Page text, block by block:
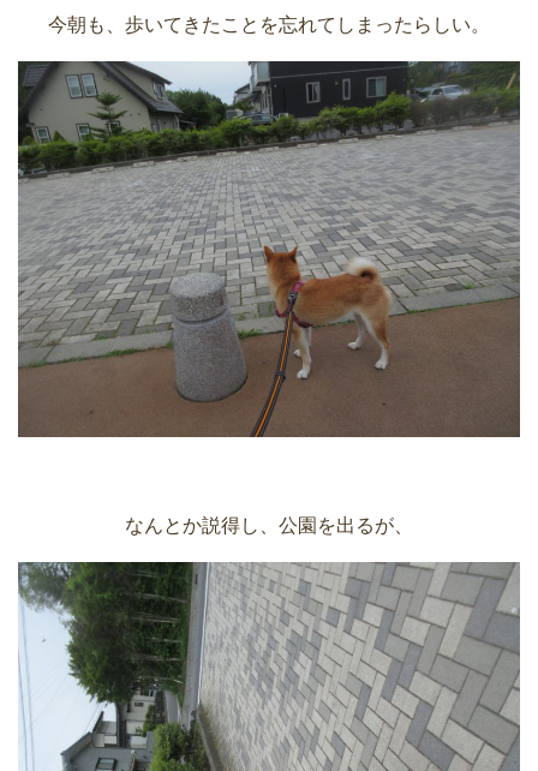
今朝も、歩いてきたことを忘れてしまったらしい。
なんとか説得し、公園を出るが、